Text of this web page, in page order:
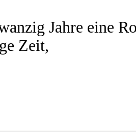
Jahre eine
Zeit,